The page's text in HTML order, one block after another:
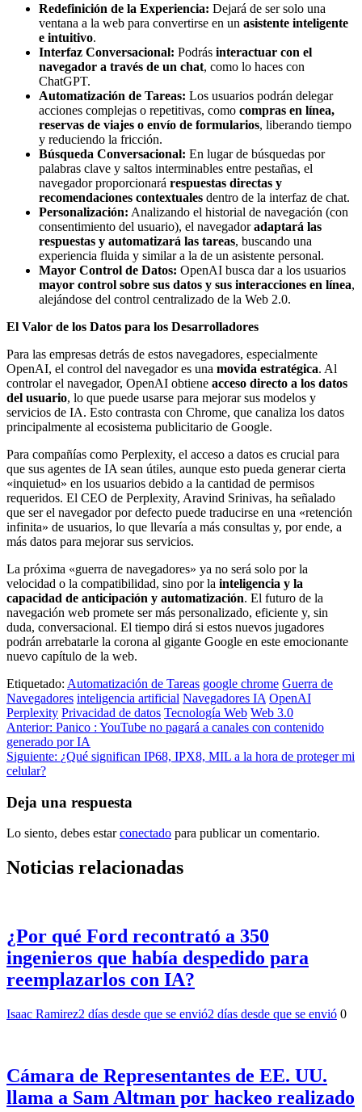
Redefinición de la Experiencia: Dejará de ser solo una
ventana a la web para convertirse en un asistente inteligente
e intuitivo.
Interfaz Conversacional: Podrás interactuar con el
navegador a través de un chat, como lo haces con
ChatGPT.
Automatización de Tareas: Los usuarios podrán delegar
acciones complejas o repetitivas, como compras en línea,
reservas de viajes o envío de formularios, liberando tiempo
y reduciendo la fricción.
Búsqueda Conversacional: En lugar de búsquedas por
palabras clave y saltos interminables entre pestañas, el
navegador proporcionará respuestas directas y
recomendaciones contextuales dentro de la interfaz de chat.
Personalización: Analizando el historial de navegación (con
consentimiento del usuario), el navegadoradaptará las
respuestas y automatizará las tareas, buscando una
experiencia fluida y similar a la de un asistente personal.
Mayor Control de Datos: OpenAI busca dar a los usuarios
mayor control sobre sus datos y sus interacciones en línea,
alejándose del control centralizado de la Web 2.0.
El Valor de los Datos para los Desarrolladores
Para las empresas detrás de estos navegadores, especialmente
OpenAI, el control del navegador es una movida estratégica. Al
controlar el navegador, OpenAI obtiene acceso directo a los datos
del usuario, lo que puede usarse para mejorar sus modelos y
servicios de IA. Esto contrasta con Chrome, que canaliza los datos
principalmente al ecosistema publicitario de Google.
Para compañías como Perplexity, el acceso a datos es crucial para
que sus agentes de IA sean útiles, aunque esto pueda generar cierta
«inquietud» en los usuarios debido a la cantidad de permisos
requeridos. El CEO de Perplexity, Aravind Srinivas, ha señalado
que ser el navegador por defecto puede traducirse en una «retención
infinita» de usuarios, lo que llevaría a más consultas y, por ende, a
más datos para mejorar sus servicios.
La próxima «guerra de navegadores» ya no será solo por la
velocidad o la compatibilidad, sino por la inteligencia y la
capacidad de anticipación y automatización. El futuro de la
navegación web promete ser más personalizado, eficiente y, sin
duda, conversacional. El tiempo dirá si estos nuevos jugadores
podrán arrebatarle la corona al gigante Google en este emocionante
nuevo capítulo de la web.
Etiquetado: Automatización de Tareas google chrome Guerra de
Navegadores inteligencia artificial Navegadores IA OpenAI
Perplexity Privacidad de datos Tecnología Web Web 3.0
Navegación
de
entradas
Anterior: Panico : YouTube no pagará a canales con contenido
generado por IA
Siguiente: ¿Qué significan IP68, IPX8, MIL a la hora de proteger mi
celular?
Deja una respuesta
Lo siento, debes estarconectado para publicar un comentario.
Noticias relacionadas
¿Por qué Ford recontrató a 350
ingenieros que había despedido para
reemplazarlos con IA?
Isaac Ramirez2 días desde que se envió2 días desde que se envió 0
Cámara de Representantes de EE. UU.
llama a Sam Altman por hackeo realizado